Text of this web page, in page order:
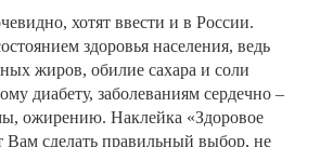
хотят ввести и в России.
здоровья населения, ведь
жиров, обилие сахара и соли
диабету, заболеваниям сердечно –
ожирению. Наклейка «Здоровое
Вам сделать правильный выбор, не